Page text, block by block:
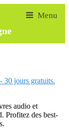
30 jours gratuits.
audio et
Profitez des best-